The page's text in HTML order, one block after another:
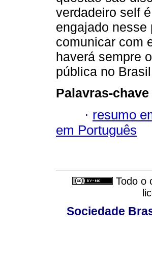
verdadeiro self
engajado
comunicar com
haverá sempre
pública no
Palavras-chave
· resumo
em Português
Todo o
Sociedade